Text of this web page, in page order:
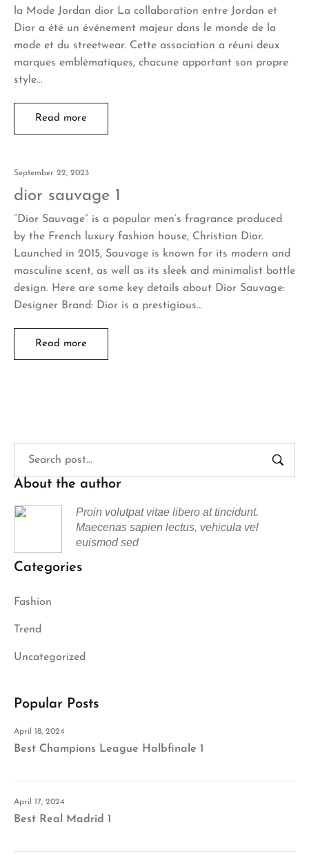
la Mode Jordan dior La collaboration entre Jordan et
Dior a été un événement majeur dans le monde de la
mode et du streetwear. Cette association a réuni deux
marques emblématiques, chacune apportant son propre
style…
Read more
September 22, 2023
dior sauvage 1
“Dior Sauvage” is a popular men’s fragrance produced
by the French luxury fashion house, Christian Dior.
Launched in 2015, Sauvage is known for its modern and
masculine scent, as well as its sleek and minimalist bottle
design. Here are some key details about Dior Sauvage:
Designer Brand: Dior is a prestigious…
Read more
About the author
Proin volutpat vitae libero at tincidunt.
Maecenas sapien lectus, vehicula vel
euismod sed
Categories
Fashion
Trend
Uncategorized
Popular Posts
April 18, 2024
Best Champions League Halbfinale 1
April 17, 2024
Best Real Madrid 1